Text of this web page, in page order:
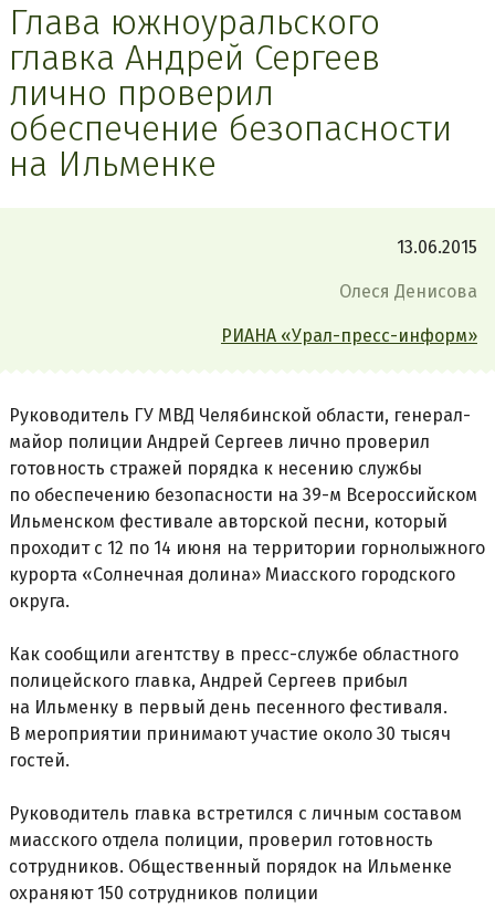
Глава южноуральского
главка Андрей Сергеев
лично проверил
обеспечение безопасности
на Ильменке
13.06.2015
Олеся Денисова
РИАНА «Урал-пресс-информ»
Руководитель ГУ МВД Челябинской области, генерал-
майор полиции Андрей Сергеев лично проверил
готовность стражей порядка к несению службы
по обеспечению безопасности на 39-м Всероссийском
Ильменском фестивале авторской песни, который
проходит с 12 по 14 июня на территории горнолыжного
курорта «Солнечная долина» Миасского городского
округа.
Как сообщили агентству в пресс-службе областного
полицейского главка, Андрей Сергеев прибыл
на Ильменку в первый день песенного фестиваля.
В мероприятии принимают участие около 30 тысяч
гостей.
Руководитель главка встретился с личным составом
миасского отдела полиции, проверил готовность
сотрудников. Общественный порядок на Ильменке
охраняют 150 сотрудников полиции